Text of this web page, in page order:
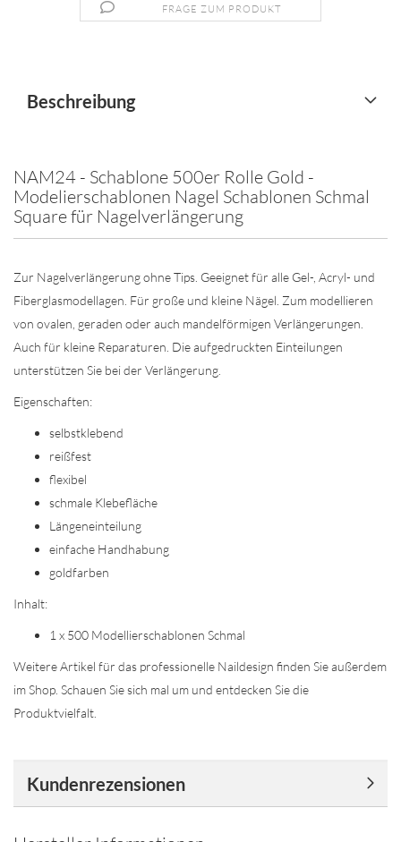
FRAGE ZUM PRODUKT
Beschreibung
NAM24 - Schablone 500er Rolle Gold -
Modelierschablonen Nagel Schablonen Schmal
Square für Nagelverlängerung
Zur Nagelverlängerung ohne Tips. Geeignet für alle Gel-, Acryl- und
Fiberglasmodellagen. Für große und kleine Nägel. Zum modellieren
von ovalen, geraden oder auch mandelförmigen Verlängerungen.
Auch für kleine Reparaturen. Die aufgedruckten Einteilungen
unterstützen Sie bei der Verlängerung.
Eigenschaften:
selbstklebend
reißfest
flexibel
schmale Klebefläche
Längeneinteilung
einfache Handhabung
goldfarben
Inhalt:
1 x 500 Modellierschablonen Schmal
Weitere Artikel für das professionelle Naildesign finden Sie außerdem
im Shop. Schauen Sie sich mal um und entdecken Sie die
Produktvielfalt.
Kundenrezensionen